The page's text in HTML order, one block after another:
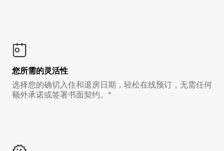
您所需的灵活性
选择您的确切入住和退房日期，轻松在线预订，无需任何
额外承诺或签署书面契约。*